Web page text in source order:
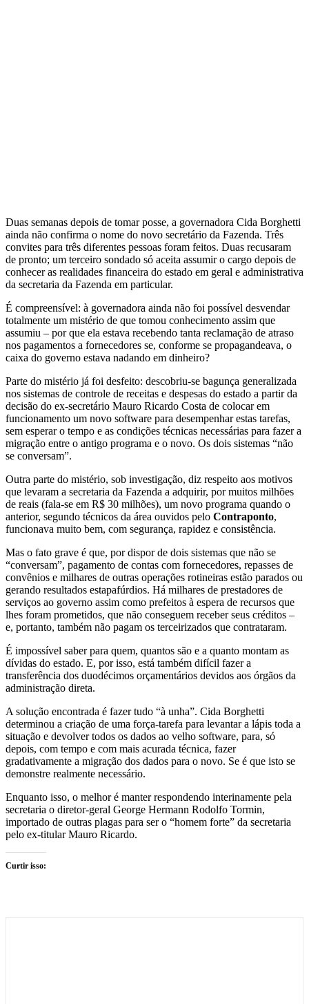
Duas semanas depois de tomar posse, a governadora Cida Borghetti
ainda não confirma o nome do novo secretário da Fazenda. Três
convites para três diferentes pessoas foram feitos. Duas recusaram
de pronto; um terceiro sondado só aceita assumir o cargo depois de
conhecer as realidades financeira do estado em geral e administrativa
da secretaria da Fazenda em particular.
É compreensível: à governadora ainda não foi possível desvendar
totalmente um mistério de que tomou conhecimento assim que
assumiu – por que ela estava recebendo tanta reclamação de atraso
nos pagamentos a fornecedores se, conforme se propagandeava, o
caixa do governo estava nadando em dinheiro?
Parte do mistério já foi desfeito: descobriu-se bagunça generalizada
nos sistemas de controle de receitas e despesas do estado a partir da
decisão do ex-secretário Mauro Ricardo Costa de colocar em
funcionamento um novo software para desempenhar estas tarefas,
sem esperar o tempo e as condições técnicas necessárias para fazer a
migração entre o antigo programa e o novo. Os dois sistemas “não
se conversam”.
Outra parte do mistério, sob investigação, diz respeito aos motivos
que levaram a secretaria da Fazenda a adquirir, por muitos milhões
de reais (fala-se em R$ 30 milhões), um novo programa quando o
anterior, segundo técnicos da área ouvidos pelo Contraponto,
funcionava muito bem, com segurança, rapidez e consistência.
Mas o fato grave é que, por dispor de dois sistemas que não se
“conversam”, pagamento de contas com fornecedores, repasses de
convênios e milhares de outras operações rotineiras estão parados ou
gerando resultados estapafúrdios. Há milhares de prestadores de
serviços ao governo assim como prefeitos à espera de recursos que
lhes foram prometidos, que não conseguem receber seus créditos –
e, portanto, também não pagam os terceirizados que contrataram.
É impossível saber para quem, quantos são e a quanto montam as
dívidas do estado. E, por isso, está também difícil fazer a
transferência dos duodécimos orçamentários devidos aos órgãos da
administração direta.
A solução encontrada é fazer tudo “à unha”. Cida Borghetti
determinou a criação de uma força-tarefa para levantar a lápis toda a
situação e devolver todos os dados ao velho software, para, só
depois, com tempo e com mais acurada técnica, fazer
gradativamente a migração dos dados para o novo. Se é que isto se
demonstre realmente necessário.
Enquanto isso, o melhor é manter respondendo interinamente pela
secretaria o diretor-geral George Hermann Rodolfo Tormin,
importado de outras plagas para ser o “homem forte” da secretaria
pelo ex-titular Mauro Ricardo.
Curtir isso: